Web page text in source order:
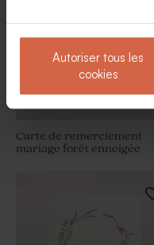
Autoriser tous les
cookies
Carte de remerciement
mariage forêt enneigée